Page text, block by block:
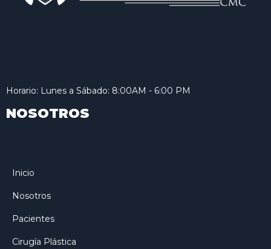
Horario: Lunes a Sábado: 8:00AM - 6:00 PM
NOSOTROS
Inicio
Nosotros
Pacientes
Cirugía Plástica